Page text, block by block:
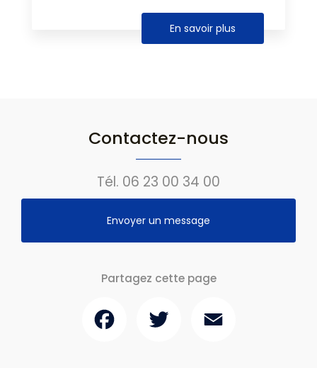
En savoir plus
Contactez-nous
Tél. 06 23 00 34 00
Envoyer un message
Partagez cette page